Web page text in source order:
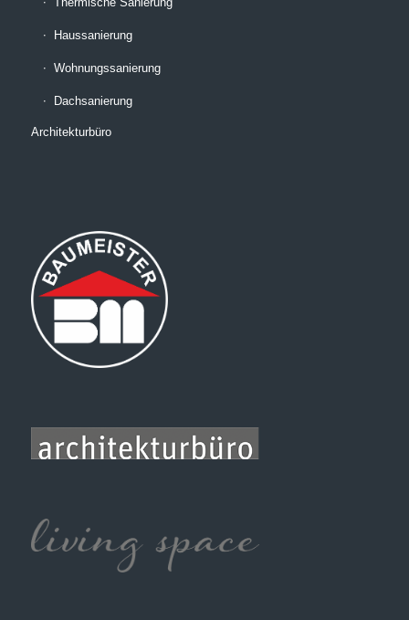
Haussanierung
Wohnungssanierung
Dachsanierung
Architekturbüro